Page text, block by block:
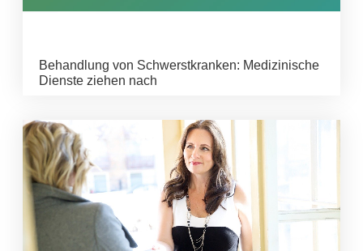
Behandlung von Schwerstkranken: Medizinische
Dienste ziehen nach